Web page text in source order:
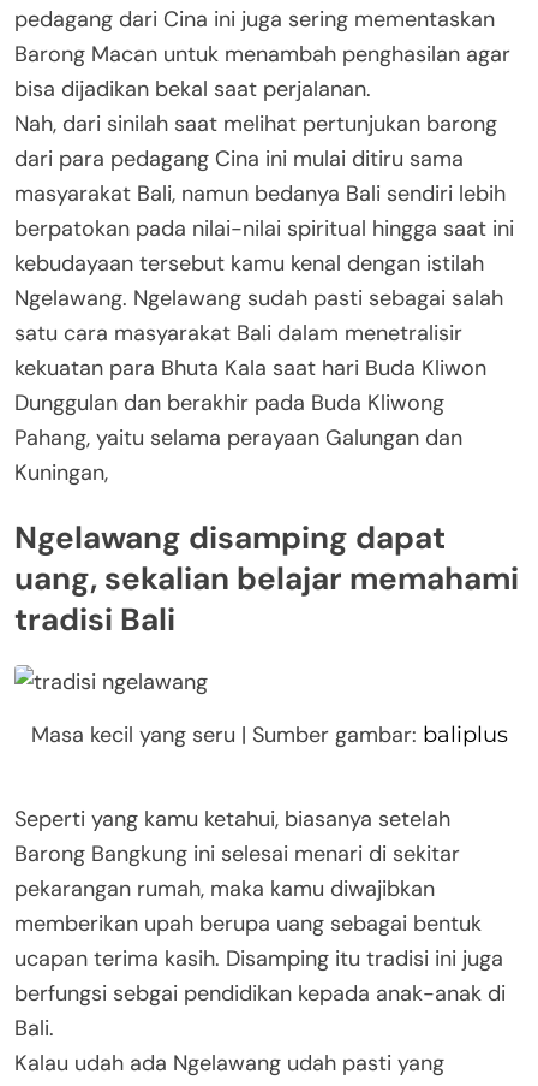
pedagang dari Cina ini juga sering mementaskan
Barong Macan untuk menambah penghasilan agar
bisa dijadikan bekal saat perjalanan.
Nah, dari sinilah saat melihat pertunjukan barong
dari para pedagang Cina ini mulai ditiru sama
masyarakat Bali, namun bedanya Bali sendiri lebih
berpatokan pada nilai-nilai spiritual hingga saat ini
kebudayaan tersebut kamu kenal dengan istilah
Ngelawang. Ngelawang sudah pasti sebagai salah
satu cara masyarakat Bali dalam menetralisir
kekuatan para Bhuta Kala saat hari Buda Kliwon
Dunggulan dan berakhir pada Buda Kliwong
Pahang, yaitu selama perayaan Galungan dan
Kuningan,
Ngelawang disamping dapat
uang, sekalian belajar memahami
tradisi Bali
Masa kecil yang seru | Sumber gambar: baliplus
Seperti yang kamu ketahui, biasanya setelah
Barong Bangkung ini selesai menari di sekitar
pekarangan rumah, maka kamu diwajibkan
memberikan upah berupa uang sebagai bentuk
ucapan terima kasih. Disamping itu tradisi ini juga
berfungsi sebgai pendidikan kepada anak-anak di
Bali.
Kalau udah ada Ngelawang udah pasti yang